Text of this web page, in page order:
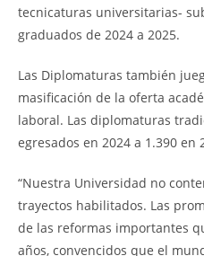
tecnicaturas universitarias-
graduados de 2024 a 2025.
Las Diplomaturas también
masificación de la oferta
laboral. Las diplomaturas
egresados en 2024 a 1.390 en
“Nuestra Universidad no
trayectos habilitados. Las
de las reformas importantes
años, convencidos que el